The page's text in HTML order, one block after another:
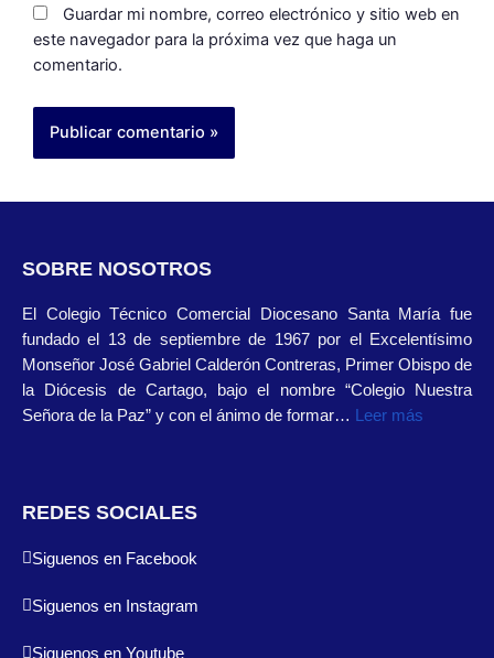
Guardar mi nombre, correo electrónico y sitio web en
este navegador para la próxima vez que haga un
comentario.
SOBRE NOSOTROS
El Colegio Técnico Comercial Diocesano Santa María fue
fundado el 13 de septiembre de 1967 por el Excelentísimo
Monseñor José Gabriel Calderón Contreras, Primer Obispo de
la Diócesis de Cartago, bajo el nombre “Colegio Nuestra
Señora de la Paz” y con el ánimo de formar…
Leer más
REDES SOCIALES
Siguenos en Facebook
Siguenos en Instagram
Siguenos en Youtube